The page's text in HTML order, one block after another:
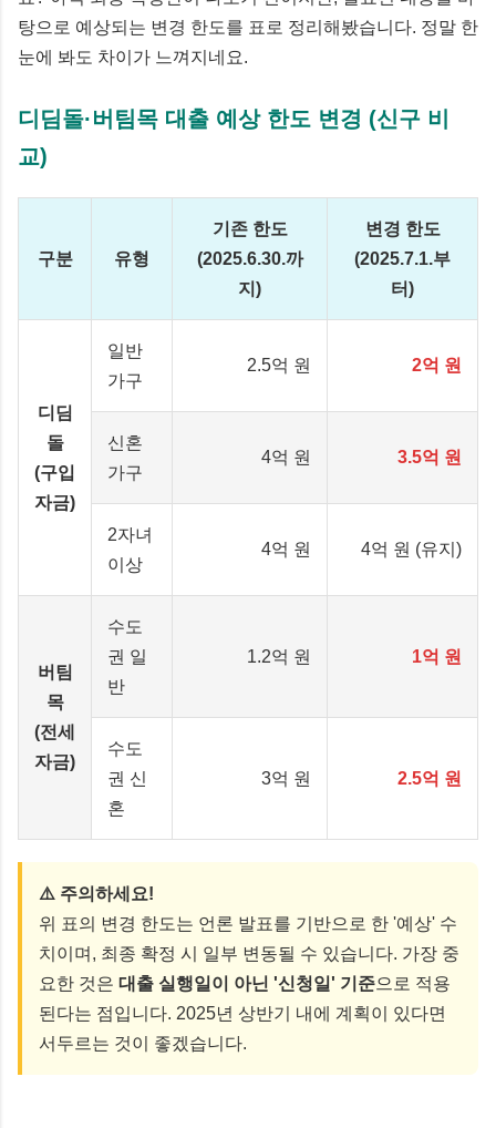
탕으로 예상되는 변경 한도를 표로 정리해봤습니다. 정말 한
눈에 봐도 차이가 느껴지네요.
디딤돌·버팀목 대출 예상 한도 변경 (신구 비
교)
구분 유형
기존 한도
(2025.6.30.까
지)
변경 한도
(2025.7.1.부
터)
디딤
돌
(구입
자금)
일반
가구
2.5억 원 2억 원
신혼
가구
4억 원 3.5억 원
2자녀
이상
4억 원 4억 원 (유지)
버팀
목
(전세
자금)
수도
권 일
반
1.2억 원 1억 원
수도
권 신
혼
3억 원 2.5억 원
⚠️ 주의하세요!
위 표의 변경 한도는 언론 발표를 기반으로 한 '예상' 수
치이며, 최종 확정 시 일부 변동될 수 있습니다. 가장 중
요한 것은 대출 실행일이 아닌 '신청일' 기준으로 적용
된다는 점입니다. 2025년 상반기 내에 계획이 있다면
서두르는 것이 좋겠습니다.